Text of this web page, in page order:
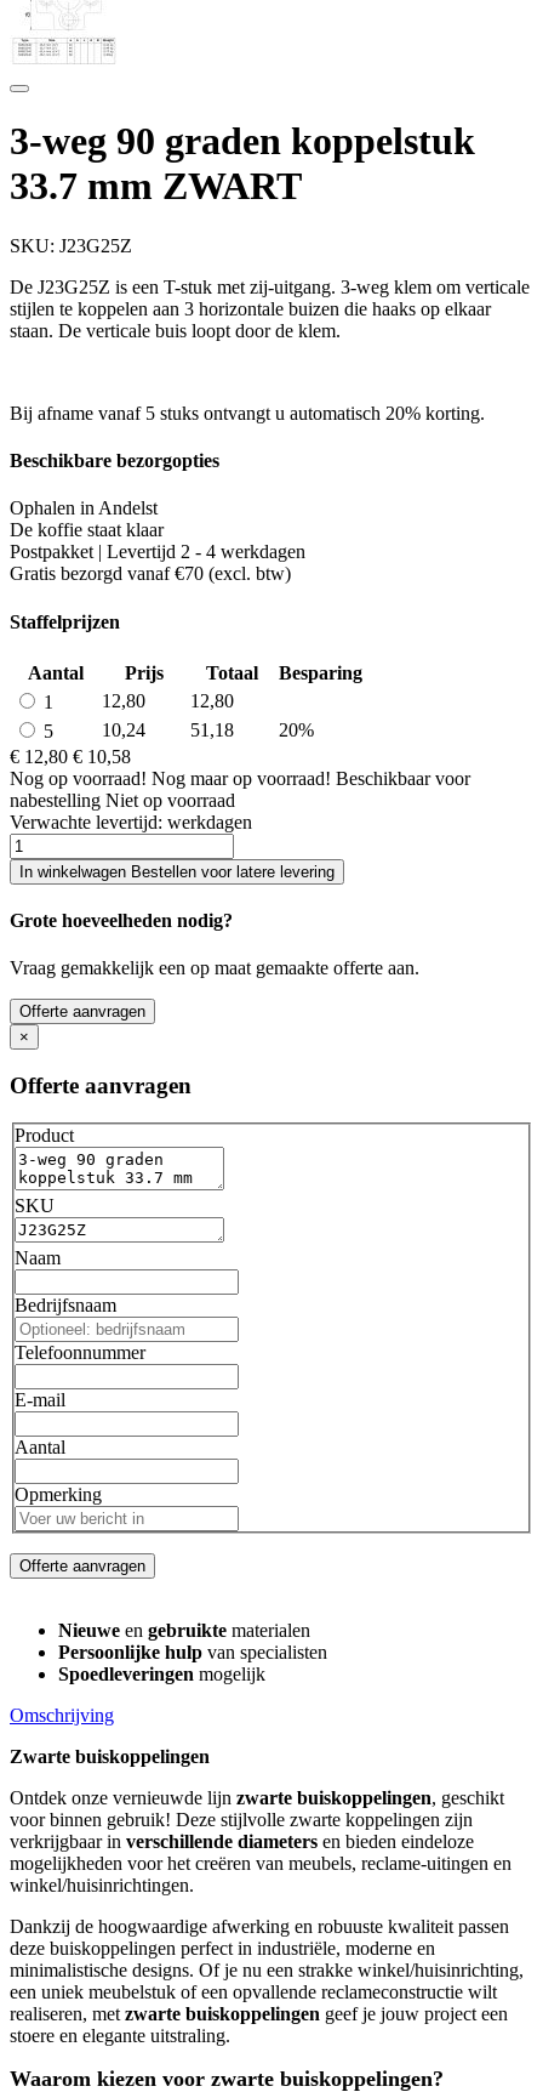
3-weg 90 graden koppelstuk
33.7 mm ZWART
SKU: J23G25Z
De J23G25Z is een T-stuk met zij-uitgang. 3-weg klem om verticale
stijlen te koppelen aan 3 horizontale buizen die haaks op elkaar
staan. De verticale buis loopt door de klem.
Bij afname vanaf 5 stuks ontvangt u automatisch 20% korting.
Beschikbare bezorgopties
Ophalen in Andelst
De koffie staat klaar
Postpakket | Levertijd 2 - 4 werkdagen
Gratis bezorgd vanaf €70 (excl. btw)
Staffelprijzen
Aantal Prijs Totaal
Besparing
1
12,80
12,80
5
10,24 51,18
20%
€ 12,80 € 10,58
Nog op voorraad! Nog maarop voorraad! Beschikbaar voor
nabestelling Niet op voorraad
Verwachte levertijd: werkdagen
In winkelwagen Bestellen voor latere levering
Grote hoeveelheden nodig?
Vraag gemakkelijk een op maat gemaakte offerte aan.
Offerte aanvragen
×
Offerte aanvragen
Product
SKU
Naam
Bedrijfsnaam
Telefoonnummer
E-mail
Aantal
Opmerking
Offerte aanvragen
Nieuwe en gebruikte materialen
Persoonlijke hulp van specialisten
Spoedleveringen mogelijk
Omschrijving
Zwarte buiskoppelingen
Ontdek onze vernieuwde lijn zwarte buiskoppelingen, geschikt
voor binnen gebruik! Deze stijlvolle zwarte koppelingen zijn
verkrijgbaar in verschillende diameters en bieden eindeloze
mogelijkheden voor het creëren van meubels, reclame-uitingen en
winkel/huisinrichtingen.
Dankzij de hoogwaardige afwerking en robuuste kwaliteit passen
deze buiskoppelingen perfect in industriële, moderne en
minimalistische designs. Of je nu een strakke winkel/huisinrichting,
een uniek meubelstuk of een opvallende reclameconstructie wilt
realiseren, met zwarte buiskoppelingen geef je jouw project een
stoere en elegante uitstraling.
Waarom kiezen voor zwarte buiskoppelingen?